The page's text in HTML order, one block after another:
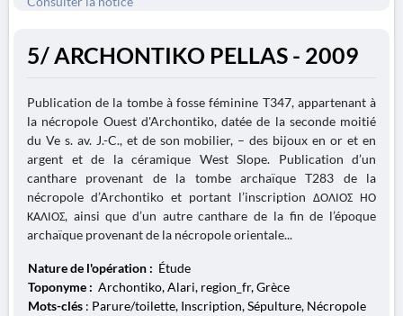
5/ ARCHONTIKO PELLAS - 2009
Publication de la tombe à fosse féminine T347, appartenant à
la nécropole Ouest d'Archontiko, datée de la seconde moitié
du Ve s. av. J.-C., et de son mobilier, – des bijoux en or et en
argent et de la céramique West Slope. Publication d’un
canthare provenant de la tombe archaïque T283 de la
nécropole d’Archontiko et portant l’inscription ΔΟΛΙΟΣ ΗΟ
ΚΑΛΙΟΣ, ainsi que d’un autre canthare de la fin de l’époque
archaïque provenant de la nécropole orientale...
Nature de l'opération : Étude
Toponyme : Archontiko, Alari, region_fr, Grèce
Mots-clés : Parure/toilette, Inscription, Sépulture, Nécropole